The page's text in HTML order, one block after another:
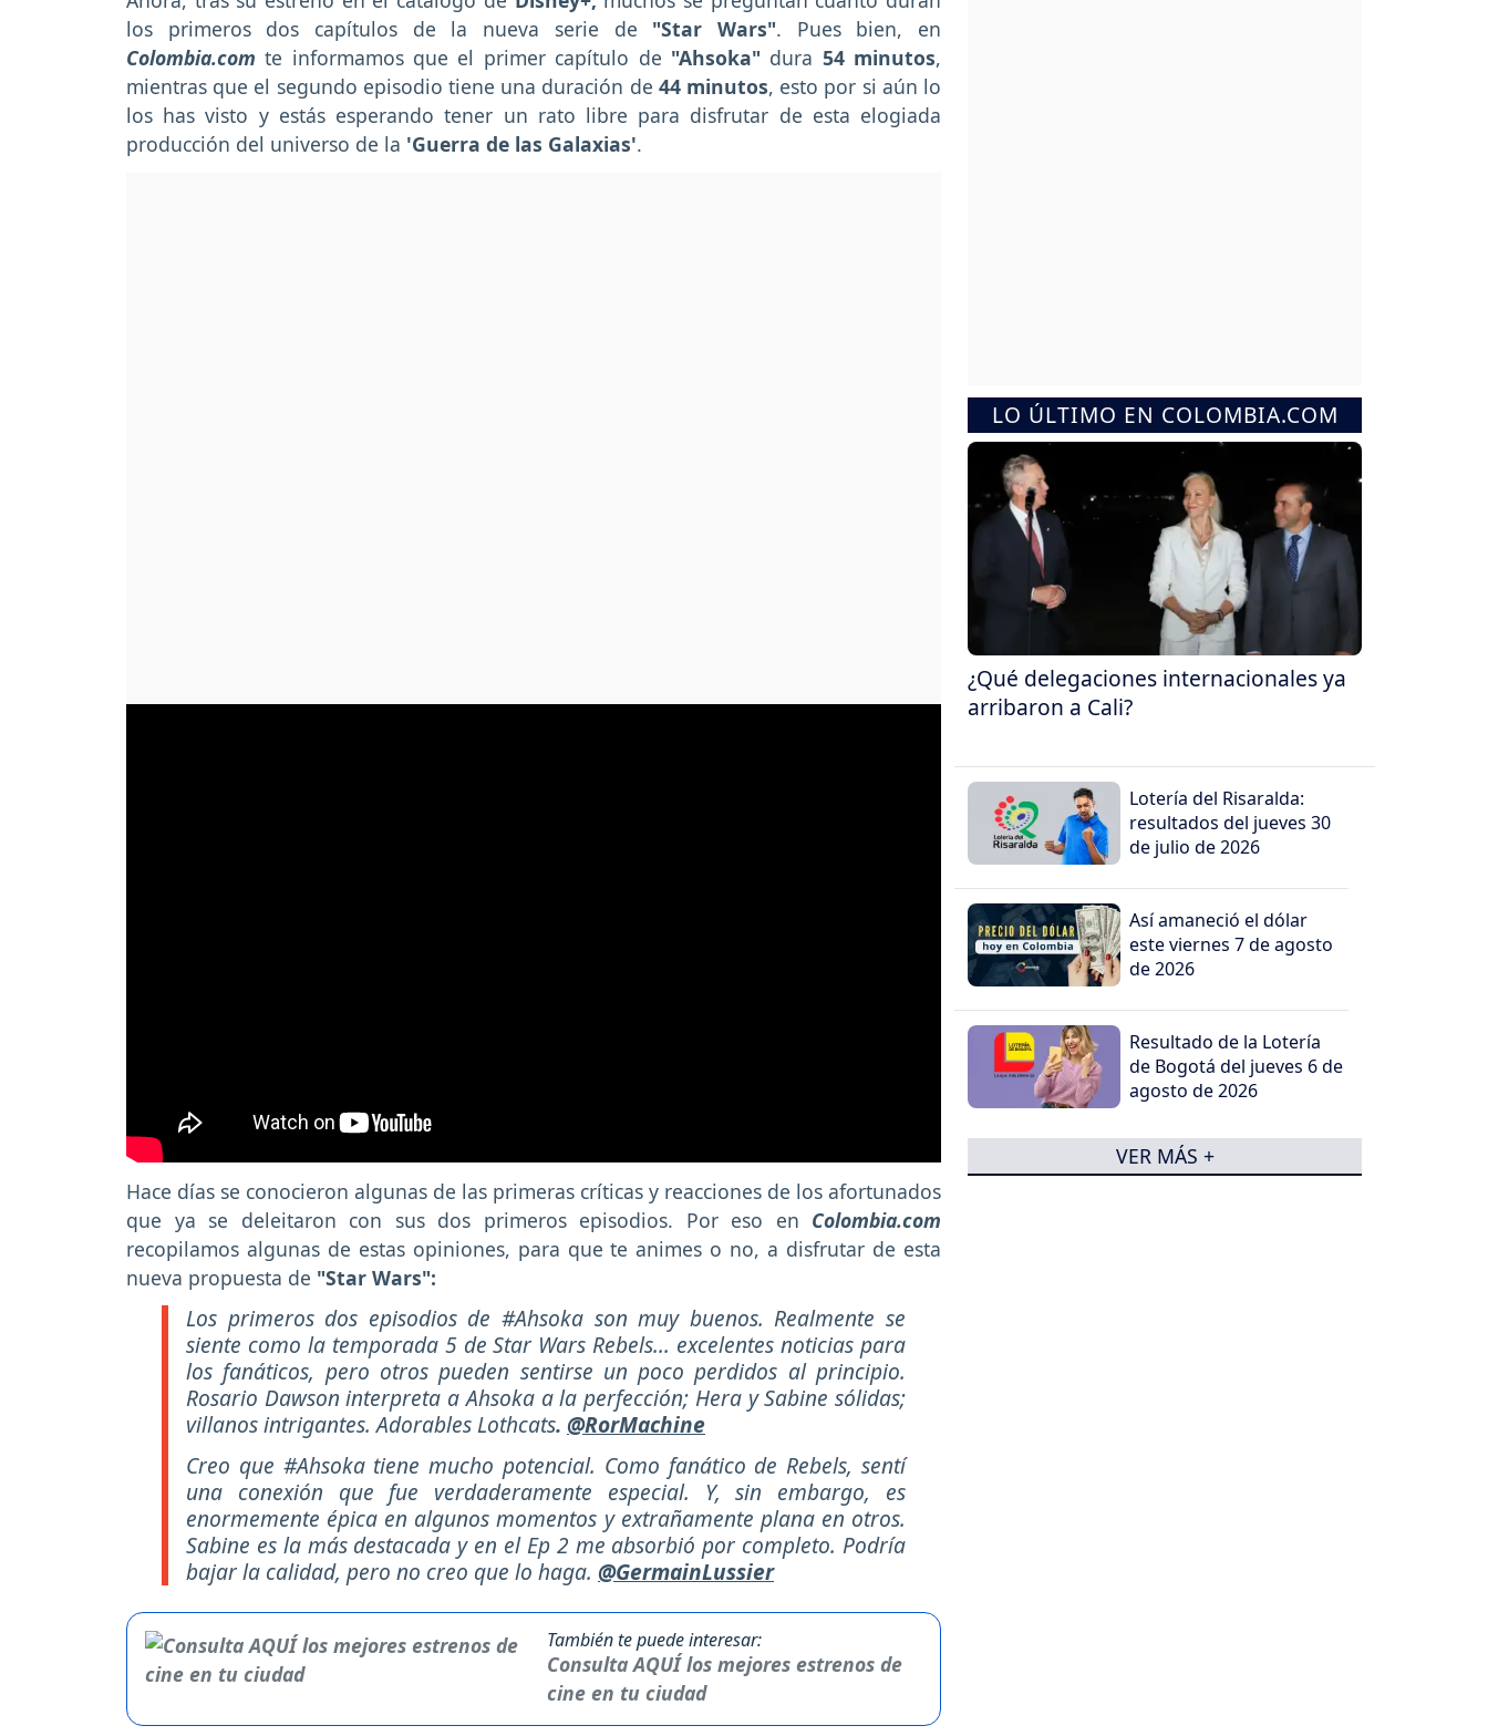
los primeros dos capítulos de la nueva serie de "Star Wars". Pues bien, en
Colombia.com te informamos que el primer capítulo de "Ahsoka" dura 54 minutos,
mientras que el segundo episodio tiene una duración de 44 minutos, esto por si aún lo
los has visto y estás esperando tener un rato libre para disfrutar de esta elogiada
producción del universo de la 'Guerra de las Galaxias'.
Hace días se conocieron algunas de las primeras críticas y reacciones de los afortunados
que ya se deleitaron con sus dos primeros episodios. Por eso en Colombia.com
recopilamos algunas de estas opiniones, para que te animes o no, a disfrutar de esta
nueva propuesta de "Star Wars":
Los primeros dos episodios de #Ahsoka son muy buenos. Realmente se
siente como la temporada 5 de Star Wars Rebels... excelentes noticias para
los fanáticos, pero otros pueden sentirse un poco perdidos al principio.
Rosario Dawson interpreta a Ahsoka a la perfección; Hera y Sabine sólidas;
villanos intrigantes. Adorables Lothcats. @RorMachine
Creo que #Ahsoka tiene mucho potencial. Como fanático de Rebels, sentí
una conexión que fue verdaderamente especial. Y, sin embargo, es
enormemente épica en algunos momentos y extrañamente plana en otros.
Sabine es la más destacada y en el Ep 2 me absorbió por completo. Podría
bajar la calidad, pero no creo que lo haga. @GermainLussier
También te puede interesar:
Consulta AQUÍ los mejores estrenos de
cine en tu ciudad
LO ÚLTIMO EN COLOMBIA.COM
¿Qué delegaciones internacionales ya
arribaron a Cali?
Lotería del Risaralda:
resultados del jueves 30
de julio de 2026
Así amaneció el dólar
este viernes 7 de agosto
de 2026
Resultado de la Lotería
de Bogotá del jueves 6 de
agosto de 2026
VER MÁS +